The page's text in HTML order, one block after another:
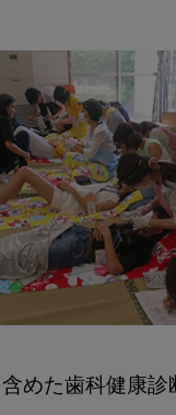
めた歯科健康診